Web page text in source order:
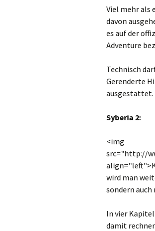
Viel mehr als
davon
es auf der
Adventure
Technisch
Gerenderte
ausgestattet.
Syberia 2:
<img
src="http://
wird man
sondern auch
In vier
damit